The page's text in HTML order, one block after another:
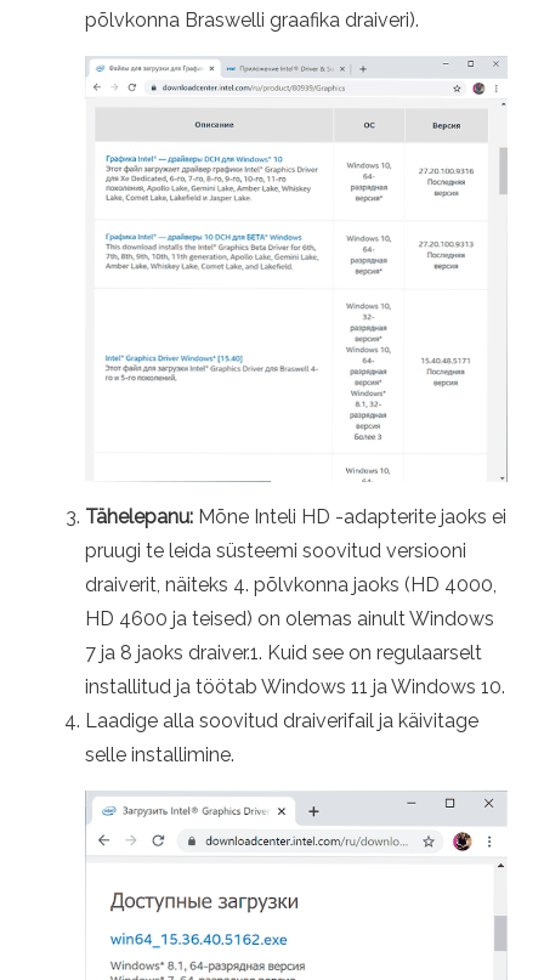
põlvkonna Braswelli graafika draiveri).
Tähelepanu: Mõne Inteli HD -adapterite jaoks ei
pruugi te leida süsteemi soovitud versiooni
draiverit, näiteks 4. põlvkonna jaoks (HD 4000,
HD 4600 ja teised) on olemas ainult Windows
7 ja 8 jaoks draiver.1. Kuid see on regulaarselt
installitud ja töötab Windows 11 ja Windows 10.
Laadige alla soovitud draiverifail ja käivitage
selle installimine.